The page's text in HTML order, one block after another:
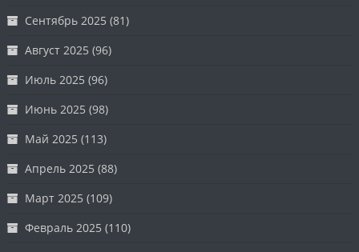
Сентябрь 2025 (81)
Август 2025 (96)
Июль 2025 (96)
Июнь 2025 (98)
Май 2025 (113)
Апрель 2025 (88)
Март 2025 (109)
Февраль 2025 (110)